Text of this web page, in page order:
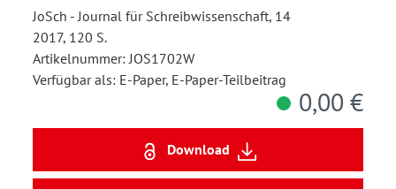
JoSch - Journal für Schreibwissenschaft, 14
2017, 120 S.
Artikelnummer: JOS1702W
Verfügbar als: E-Paper, E-Paper-Teilbeitrag
0,00 €
Download